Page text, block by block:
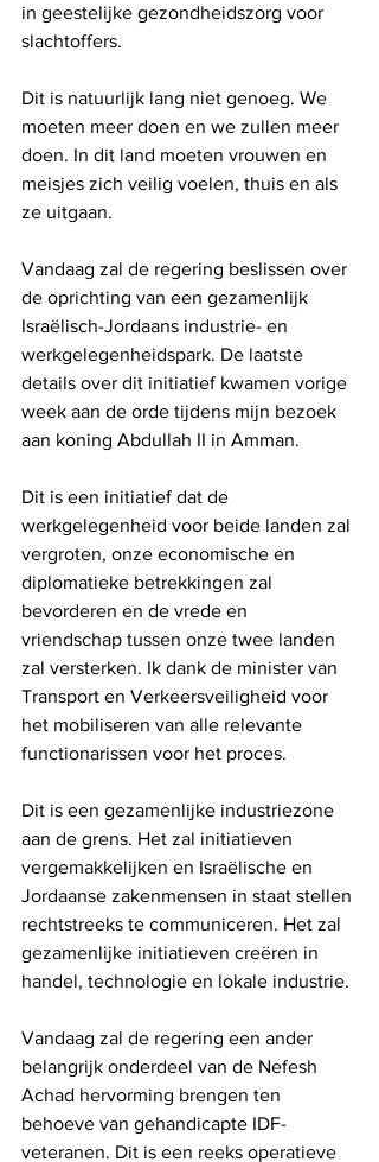
in geestelijke gezondheidszorg voor
slachtoffers.
Dit is natuurlijk lang niet genoeg. We
moeten meer doen en we zullen meer
doen. In dit land moeten vrouwen en
meisjes zich veilig voelen, thuis en als
ze uitgaan.
Vandaag zal de regering beslissen over
de oprichting van een gezamenlijk
Israëlisch-Jordaans industrie- en
werkgelegenheidspark. De laatste
details over dit initiatief kwamen vorige
week aan de orde tijdens mijn bezoek
aan koning Abdullah II in Amman.
Dit is een initiatief dat de
werkgelegenheid voor beide landen zal
vergroten, onze economische en
diplomatieke betrekkingen zal
bevorderen en de vrede en
vriendschap tussen onze twee landen
zal versterken. Ik dank de minister van
Transport en Verkeersveiligheid voor
het mobiliseren van alle relevante
functionarissen voor het proces.
Dit is een gezamenlijke industriezone
aan de grens. Het zal initiatieven
vergemakkelijken en Israëlische en
Jordaanse zakenmensen in staat stellen
rechtstreeks te communiceren. Het zal
gezamenlijke initiatieven creëren in
handel, technologie en lokale industrie.
Vandaag zal de regering een ander
belangrijk onderdeel van de Nefesh
Achad hervorming brengen ten
behoeve van gehandicapte IDF-
veteranen. Dit is een reeks operatieve